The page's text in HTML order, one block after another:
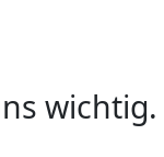
wichtig.